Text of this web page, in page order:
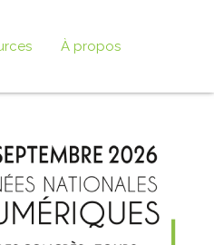
À propos